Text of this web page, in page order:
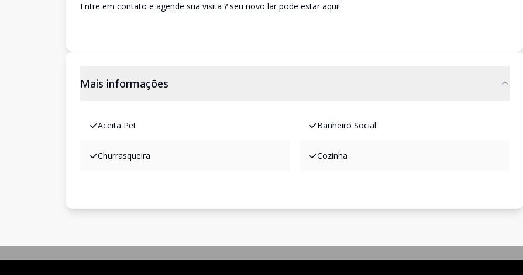
Entre em contato e agende sua visita ? seu novo lar pode estar aqui!
Mais informações
Aceita Pet Banheiro Social
Churrasqueira Cozinha